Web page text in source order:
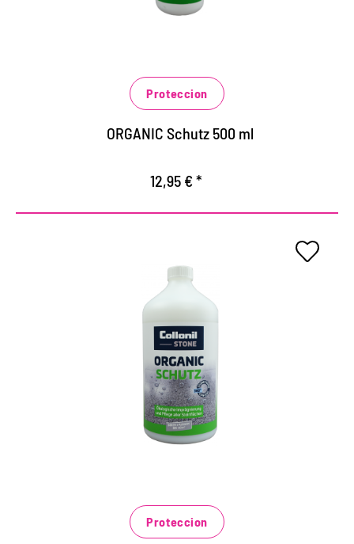
las superficies de piedra en interiores y
Previene la rápida penetración de la
Proteccion
ORGANIC Schutz 500 ml
12,95 € *
Protección ecológica para
todas las piedras naturales y
artificiales.
Impermeabilización libre de solventes para todas
las superficies de piedra en interiores y
Previene la rápida penetración de la
Proteccion